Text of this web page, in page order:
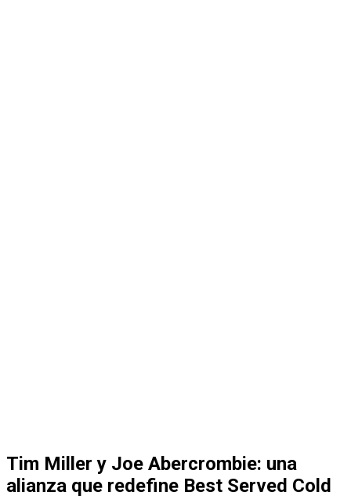
Tim Miller y Joe Abercrombie: una
alianza que redefine Best Served Cold